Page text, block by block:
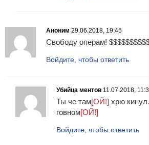
Аноним 29.06.2018, 19:45
Свободу операм!
Войдите, чтобы ответить
Убийца ментов 11.07.2018,
Ты че там[ОЙ!] хрю
говном[ОЙ!]
Войдите, чтобы ответить